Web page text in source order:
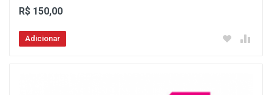
R$ 150,00
Adicionar